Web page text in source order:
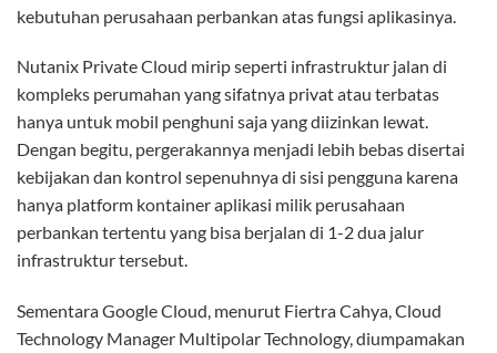
kebutuhan perusahaan perbankan atas fungsi aplikasinya.
Nutanix Private Cloud mirip seperti infrastruktur jalan di
kompleks perumahan yang sifatnya privat atau terbatas
hanya untuk mobil penghuni saja yang diizinkan lewat.
Dengan begitu, pergerakannya menjadi lebih bebas disertai
kebijakan dan kontrol sepenuhnya di sisi pengguna karena
hanya platform kontainer aplikasi milik perusahaan
perbankan tertentu yang bisa berjalan di 1-2 dua jalur
infrastruktur tersebut.
Sementara Google Cloud, menurut Fiertra Cahya, Cloud
Technology Manager Multipolar Technology, diumpamakan